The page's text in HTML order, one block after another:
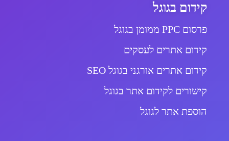
קידום בגוגל
פרסום PPC ממומן בגוגל
קידום אתרים לעסקים
קידום אתרים אורגני בגוגל SEO
קישורים לקידום אתר בגוגל
הוספת אתר לגוגל